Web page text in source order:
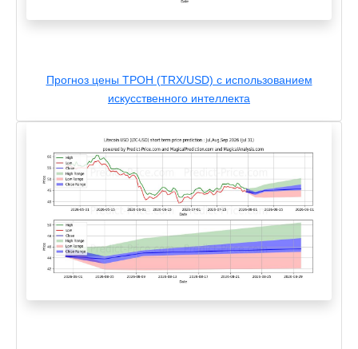
Прогноз цены ТРОН (TRX/USD) с использованием
искусственного интеллекта